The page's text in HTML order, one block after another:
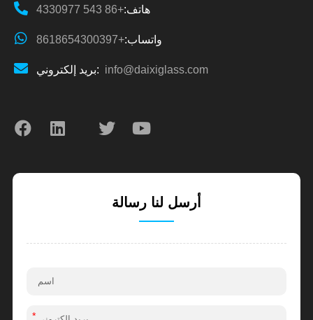
هاتف:+86 543 4330977
واتساب:+8618654300397
بريد إلكتروني: info@daixiglass.com
أرسل لنا رسالة
*